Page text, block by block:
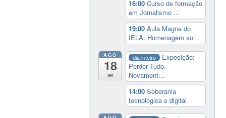
16:00Curso de formação
em Jornalismo ...
19:00Aula Magna do
IELA: Homenagem ao...
AGO
18
ter
dia inteiro
Exposição:
Perder Tudo.
Novament...
14:00Soberania
tecnológica e digital